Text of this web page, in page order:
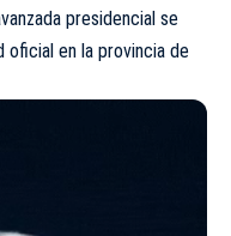
presidencial se
oficial en la provincia de